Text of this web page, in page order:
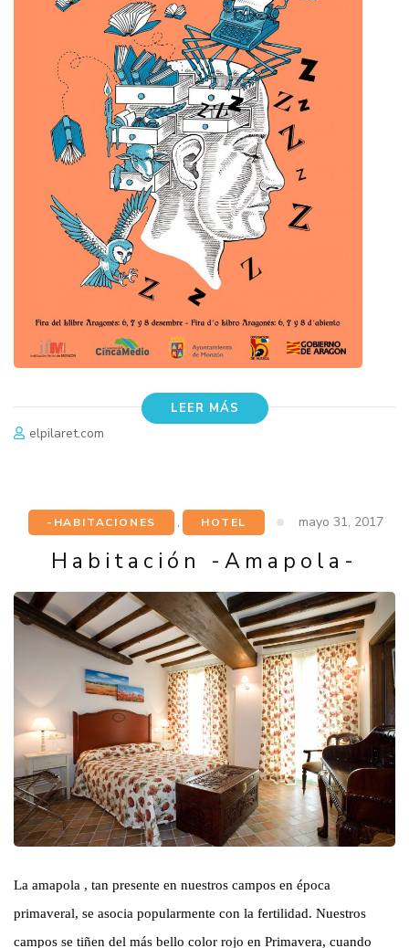
LEER MÁS
elpilaret.com
-HABITACIONES , HOTEL mayo 31, 2017
Habitación -Amapola-
La amapola , tan presente en nuestros campos en época
primaveral, se asocia popularmente con la fertilidad. Nuestros
campos se tiñen del más bello color rojo en Primavera, cuando